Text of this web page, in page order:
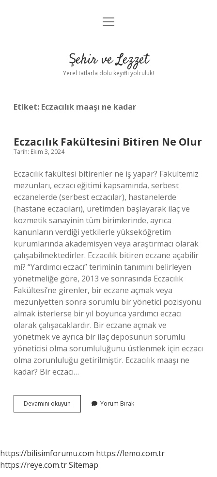
Anasayfa
Yasal Uyarı
menüyü
Şehir ve Lezzet
Yerel tatlarla dolu keyifli yolculuk!
Etiket: Eczacılık maaşı ne kadar
Eczacılık Fakültesini Bitiren Ne Olur
Tarih: Ekim 3, 2024
Eczacılık fakültesi bitirenler ne iş yapar? Fakültemiz
mezunları, eczacı eğitimi kapsamında, serbest
eczanelerde (serbest eczacılar), hastanelerde
(hastane eczacıları), üretimden başlayarak ilaç ve
kozmetik sanayinin tüm birimlerinde, ayrıca
kanunların verdiği yetkilerle yükseköğretim
kurumlarında akademisyen veya araştırmacı olarak
çalışabilmektedirler. Eczacılık bitiren eczane açabilir
mi? “Yardımcı eczacı” teriminin tanımını belirleyen
yönetmeliğe göre, 2013 ve sonrasında Eczacılık
Fakültesi’ne girenler, bir eczane açmak veya
mezuniyetten sonra sorumlu bir yönetici pozisyonu
almak isterlerse bir yıl boyunca yardımcı eczacı
olarak çalışacaklardır. Bir eczane açmak ve
yönetmek ve ayrıca bir ilaç deposunun sorumlu
yöneticisi olma sorumluluğunu üstlenmek için eczacı
olma zorunluluğu getirilmiştir. Eczacılık maaşı ne
kadar? Bir eczacı…
Devamını okuyun Eczacılık
Fakültesini
Yorum Bırak
https://bilisimforumu.com https://lemo.com.tr
https://reye.com.trSitemap